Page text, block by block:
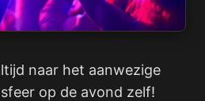
naar het aanwezige
op de avond zelf!